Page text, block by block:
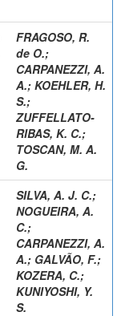
FRAGOSO, R.
de O.;
CARPANEZZI, A.
A.; KOEHLER, H.
S.;
ZUFFELLATO-
RIBAS, K. C.;
TOSCAN, M. A.
G.
SILVA, A. J. C.;
NOGUEIRA, A.
C.;
CARPANEZZI, A.
A.; GALVÃO, F.;
KOZERA, C.;
KUNIYOSHI, Y.
S.